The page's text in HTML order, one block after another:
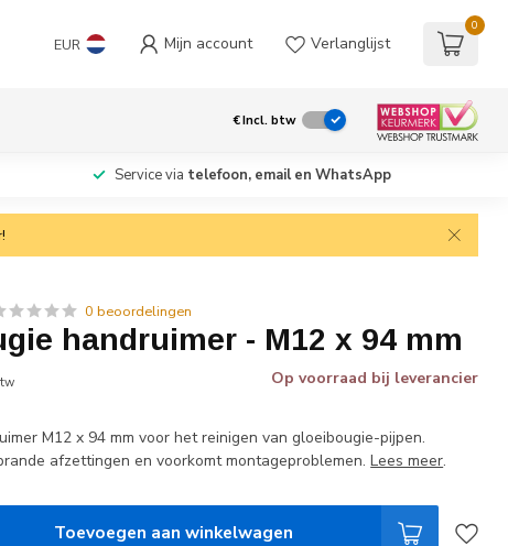
EUR Mijn account Verlanglijst
0
€Incl. btw
Service via telefoon, email en WhatsApp
0 beoordelingen
handruimer - M12 x 94 mm
Op voorraad bij leverancier
M12 x 94 mm voor het reinigen van gloeibougie-pijpen.
afzettingen en voorkomt montageproblemen.Lees meer.
Toevoegen aan winkelwagen